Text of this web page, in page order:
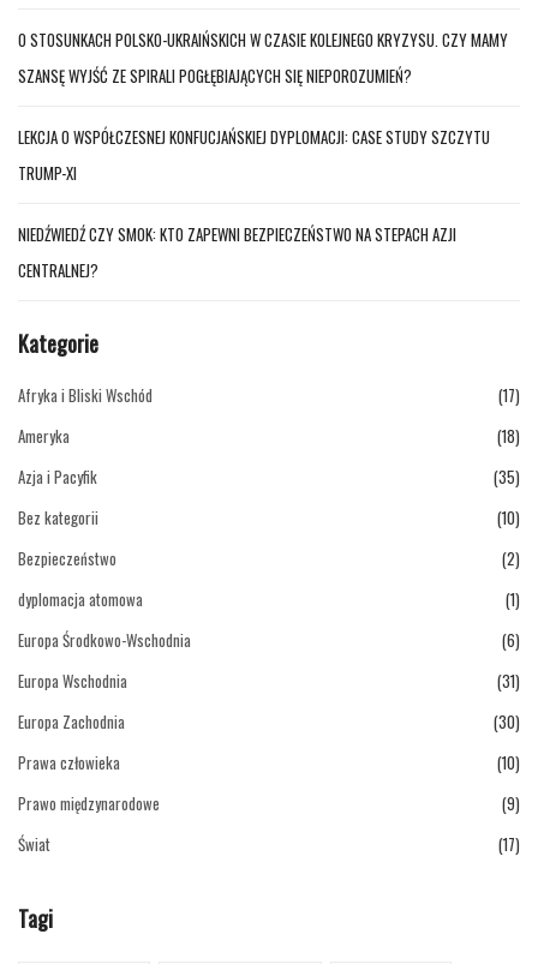
O STOSUNKACH POLSKO-UKRAIŃSKICH W CZASIE KOLEJNEGO KRYZYSU. CZY MAMY
SZANSĘ WYJŚĆ ZE SPIRALI POGŁĘBIAJĄCYCH SIĘ NIEPOROZUMIEŃ?
LEKCJA O WSPÓŁCZESNEJ KONFUCJAŃSKIEJ DYPLOMACJI: CASE STUDY SZCZYTU
TRUMP-XI
NIEDŹWIEDŹ CZY SMOK: KTO ZAPEWNI BEZPIECZEŃSTWO NA STEPACH AZJI
CENTRALNEJ?
Kategorie
Afryka i Bliski Wschód
(17)
Ameryka
(18)
Azja i Pacyfik
(35)
Bez kategorii
(10)
Bezpieczeństwo
(2)
dyplomacja atomowa
(1)
Europa Środkowo-Wschodnia
(6)
Europa Wschodnia
(31)
Europa Zachodnia
(30)
Prawa człowieka
(10)
Prawo międzynarodowe
(9)
Świat
(17)
Tagi